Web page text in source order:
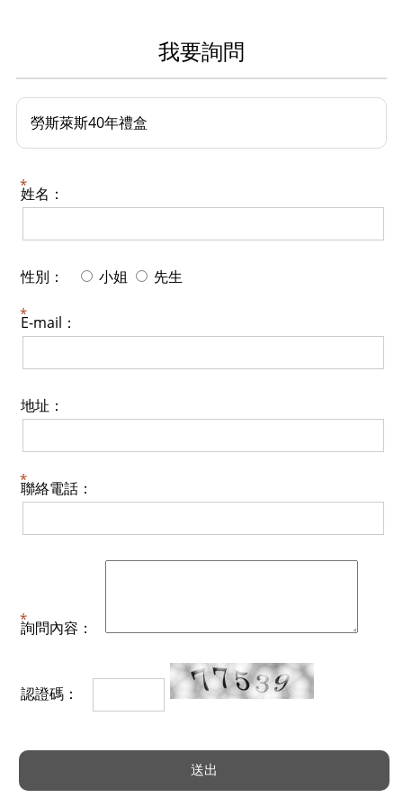
我要詢問
勞斯萊斯40年禮盒
姓名：
性別： 小姐 先生
E-mail：
地址：
聯絡電話：
詢問內容：
認證碼：